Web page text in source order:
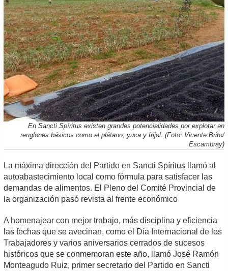
En Sancti Spíritus existen grandes potencialidades por explotar en
renglones básicos como el plátano, yuca y frijol. (Foto: Vicente Brito/
Escambray)
La máxima dirección del Partido en Sancti Spíritus llamó al
autoabastecimiento local como fórmula para satisfacer las
demandas de alimentos. El Pleno del Comité Provincial de
la organización pasó revista al frente económico
A homenajear con mejor trabajo, más disciplina y eficiencia
las fechas que se avecinan, como el Día Internacional de los
Trabajadores y varios aniversarios cerrados de sucesos
históricos que se conmemoran este año, llamó José Ramón
Monteagudo Ruiz, primer secretario del Partido en Sancti